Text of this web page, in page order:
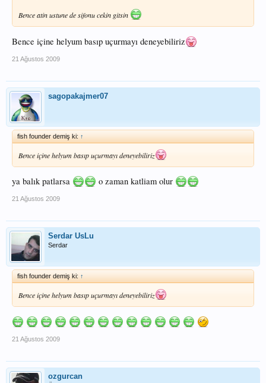
Bence atin ustune de sifonu cekin gitsin
Bence içine helyum basıp uçurmayı deneyebiliriz
21 Ağustos 2009
sagopakajmer07
fish founder demiş ki: ↑
Bence içine helyum basıp uçurmayı deneyebiliriz
ya balık patlarsa o zaman katliam olur
21 Ağustos 2009
Serdar UsLu
Serdar
fish founder demiş ki: ↑
Bence içine helyum basıp uçurmayı deneyebiliriz
21 Ağustos 2009
ozgurcan